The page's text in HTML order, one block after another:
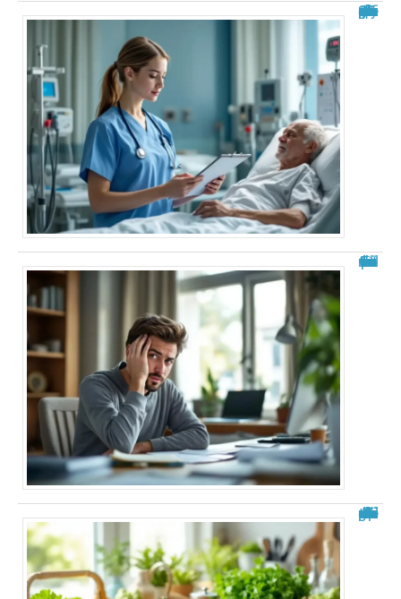
Analyse de situation IFSI : exemple pratique et guide complet
Fourmillements dans la tête : explications
Aliments à éviter après une ablation de la vésicule : guide complet